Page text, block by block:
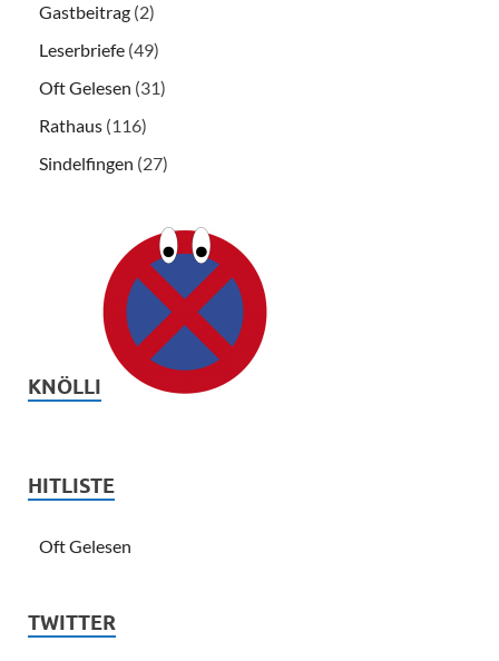
Gastbeitrag (2)
Leserbriefe (49)
Oft Gelesen (31)
Rathaus (116)
Sindelfingen (27)
KNÖLLI
HITLISTE
Oft Gelesen
TWITTER